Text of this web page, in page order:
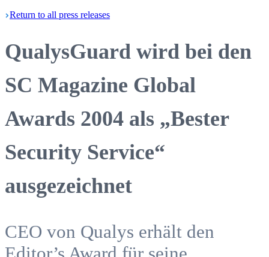
Return to all press releases
QualysGuard wird bei den
SC Magazine Global
Awards 2004 als „Bester
Security Service“
ausgezeichnet
CEO von Qualys erhält den